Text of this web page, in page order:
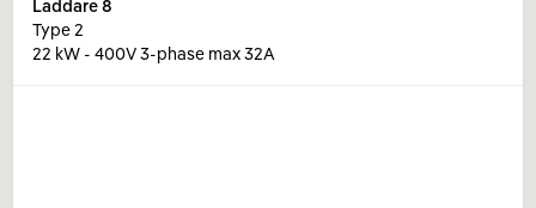
Laddare8
Type 2
22 kW - 400V 3-phase max 32A